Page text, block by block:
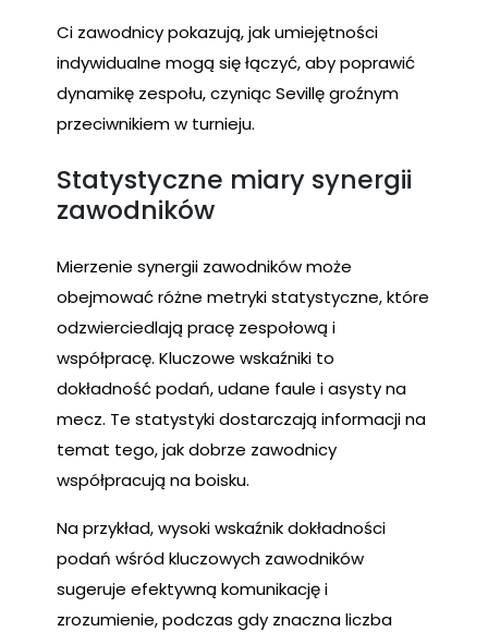
Ci zawodnicy pokazują, jak umiejętności
indywidualne mogą się łączyć, aby poprawić
dynamikę zespołu, czyniąc Sevillę groźnym
przeciwnikiem w turnieju.
Statystyczne miary synergii
zawodników
Mierzenie synergii zawodników może
obejmować różne metryki statystyczne, które
odzwierciedlają pracę zespołową i
współpracę. Kluczowe wskaźniki to
dokładność podań, udane faule i asysty na
mecz. Te statystyki dostarczają informacji na
temat tego, jak dobrze zawodnicy
współpracują na boisku.
Na przykład, wysoki wskaźnik dokładności
podań wśród kluczowych zawodników
sugeruje efektywną komunikację i
zrozumienie, podczas gdy znaczna liczba